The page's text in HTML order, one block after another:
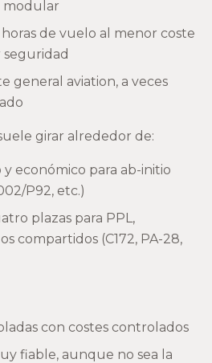
modular
de vuelo al menor coste
seguridad
general aviation, a veces
girar alrededor de:
económico para ab-initio
P92, etc.)
plazas para PPL,
compartidos (C172, PA-28,
con costes controlados
fiable, aunque no sea la